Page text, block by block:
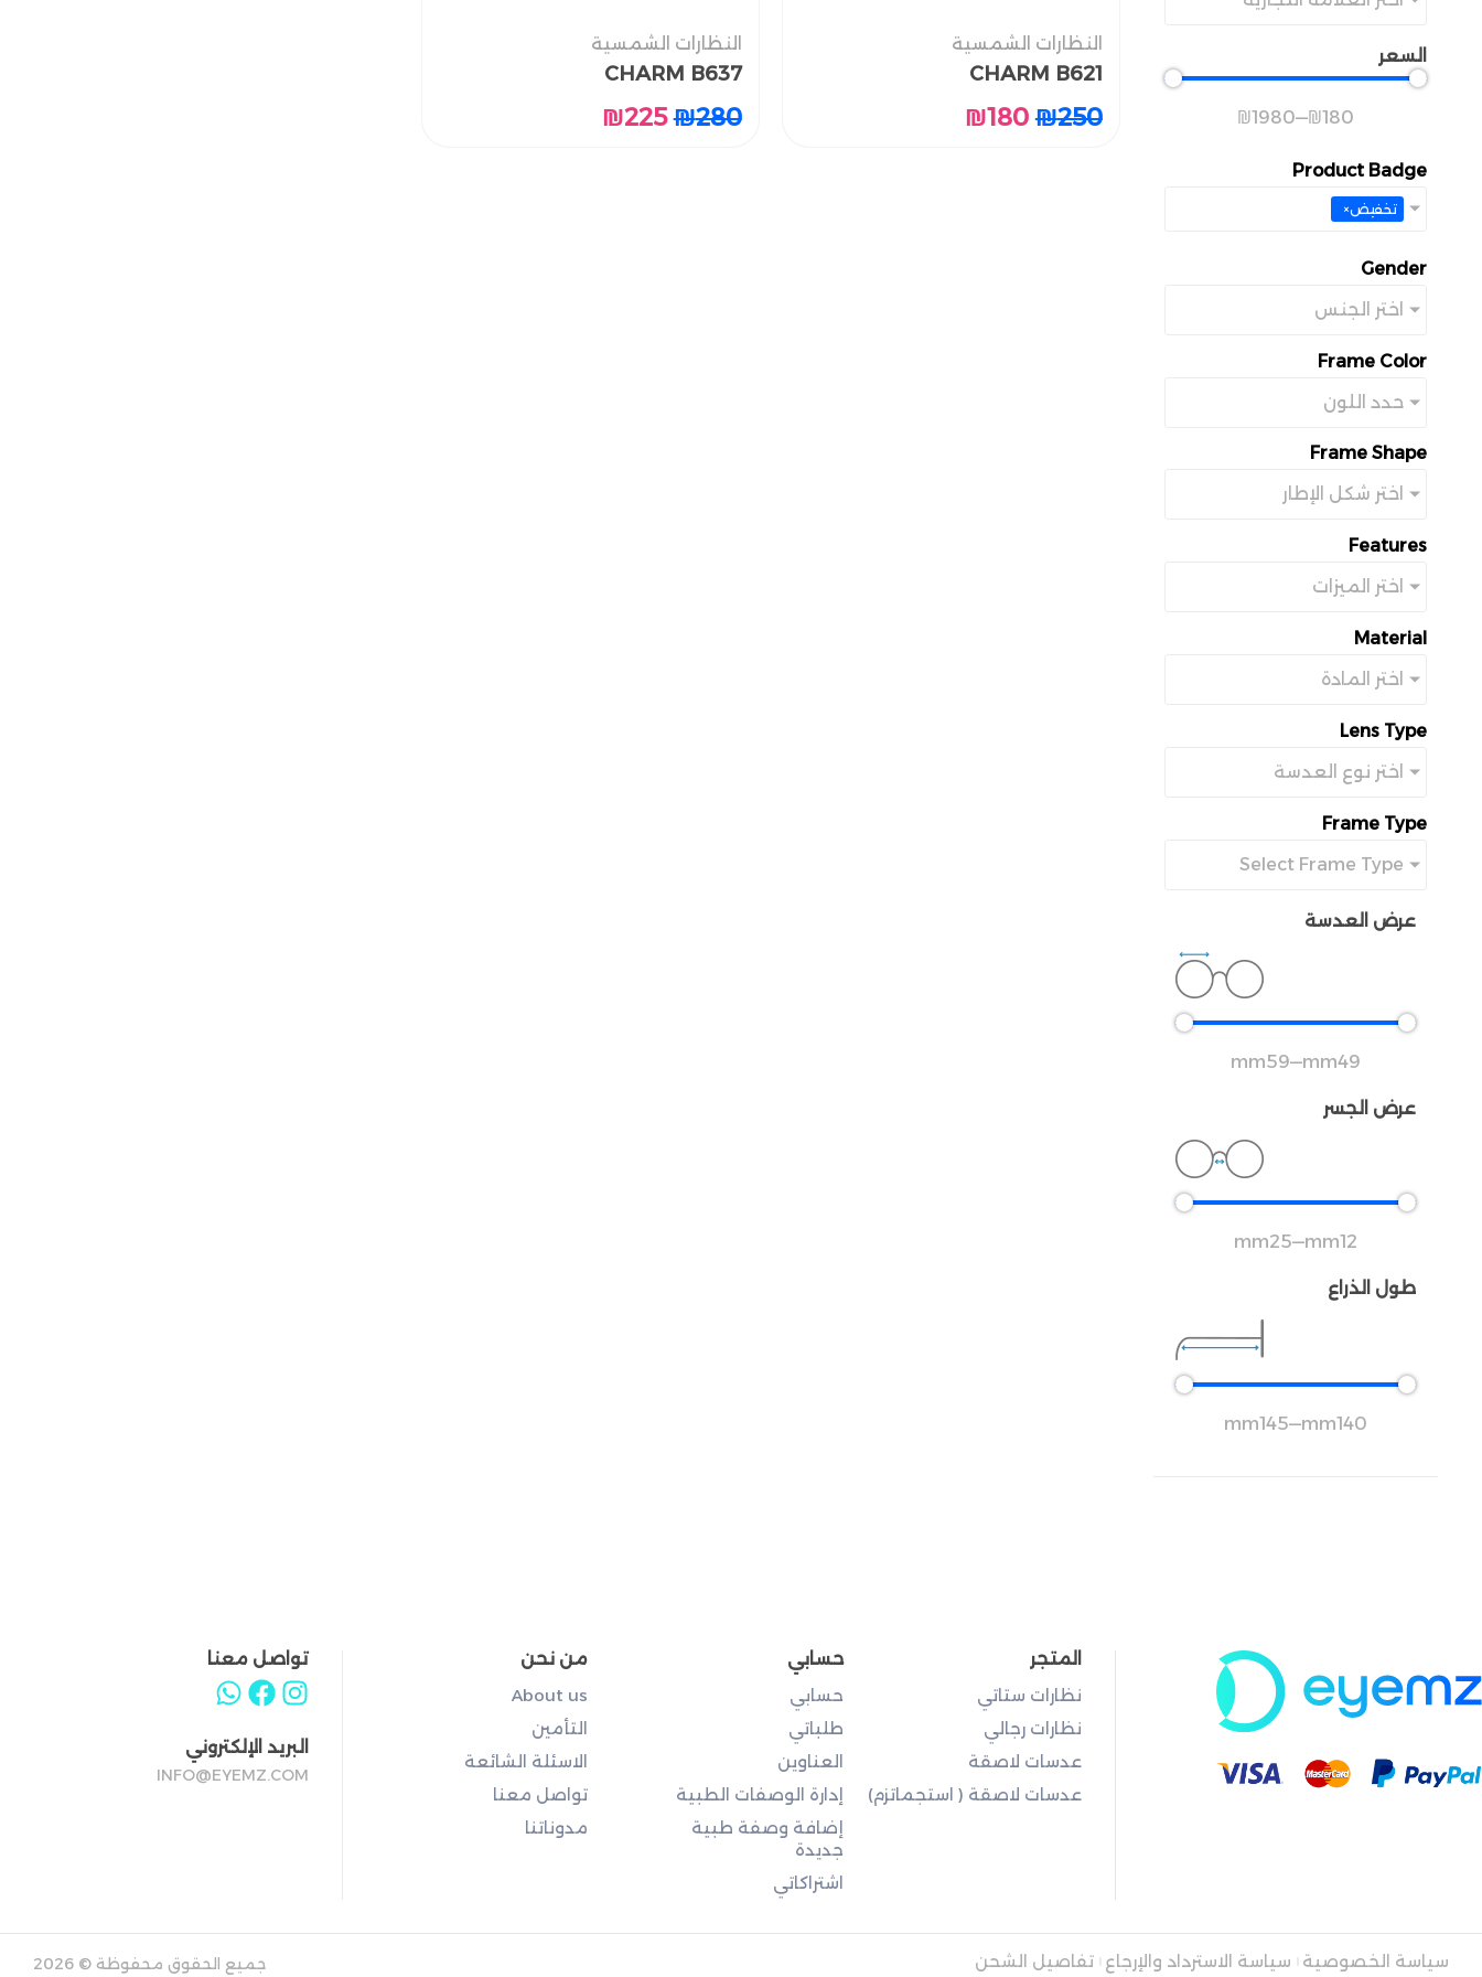
السعر
180
₪
—
1980
₪
Product Badge
تخفيض×
Gender
اختر الجنس
Frame Color
حدد اللون
Frame Shape
اختر شكل الإطار
Features
اختر الميزات
Material
اختر المادة
Lens Type
اختر نوع العدسة
Frame Type
Select Frame Type
عرض العدسة
49
mm
—
59
mm
عرض الجسر
12
mm
—
25
mm
طول الذراع
140
mm
—
145
mm
النظارات الشمسية
CHARM B621
₪250
₪180
النظارات الشمسية
CHARM B637
₪280
₪225
النظارات الشمسية
CHARM B621
₪250
₪180
النظارات الشمسية
CHARM B637
₪280
₪225
المتجر
نظارات ستاتي
نظارات رجالي
عدسات لاصقة
عدسات لاصقة ( استجماتزم)
حسابي
حسابي
طلباتي
العناوين
إدارة الوصفات الطبية
إضافة وصفة طبية
جديدة
اشتراكاتي
من نحن
About us
التأمين
الاسئلة الشائعة
تواصل معنا
مدوناتنا
تواصل معنا
البريد الإلكتروني
INFO@EYEMZ.COM
سياسة الخصوصية سياسة الاسترداد والإرجاع تفاصيل الشحن جميع الحقوق محفوظة © 2026